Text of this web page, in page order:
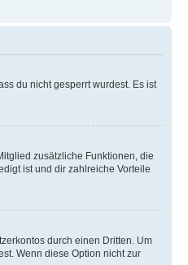
du nicht gesperrt wurdest. Es ist
zusätzliche Funktionen, die
ist und dir zahlreiche Vorteile
durch einen Dritten. Um
Wenn diese Option nicht zur